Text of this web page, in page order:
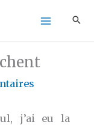
j’ai eu la